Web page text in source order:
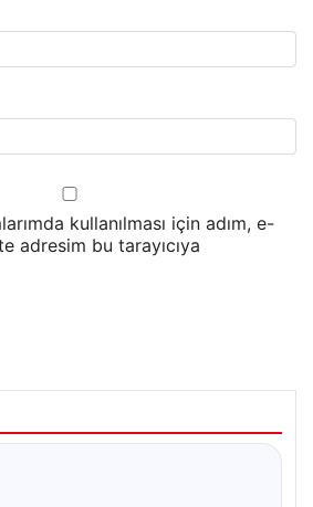
kullanılması için adım, e-
adresim bu tarayıcıya